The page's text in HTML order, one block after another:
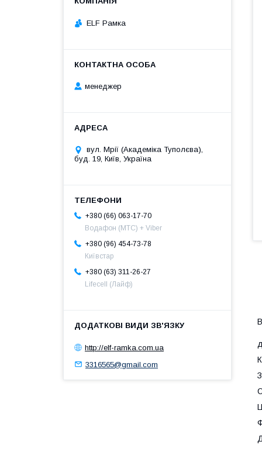
ELF Рамка
менеджер
вул. Мрії (Академіка Туполєва),
буд. 19, Київ, Україна
+380 (66) 063-17-70
Водафон (МТС) + Viber
+380 (96) 454-73-78
Київстар
+380 (63) 311-26-27
Lifecell (Лайф)
http://elf-ramka.com.ua
3316565@gmail.com